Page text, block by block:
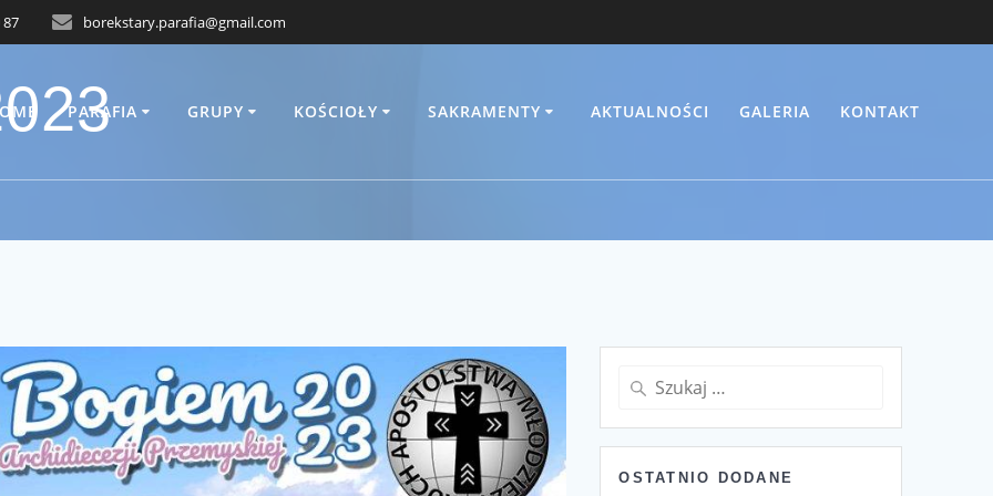
87 borekstary.parafia@gmail.com
PARAFIA GRUPY KOŚCIOŁY SAKRAMENTY AKTUALNOŚCI GALERIA KONTAKT
Szukaj:
OSTATNIO DODANE